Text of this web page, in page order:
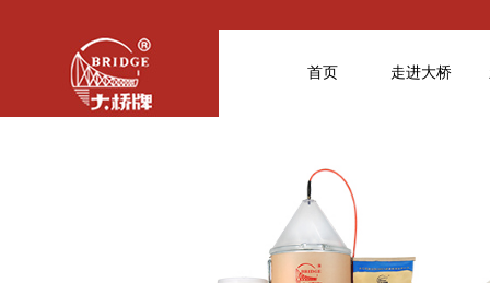
首页 走进大桥